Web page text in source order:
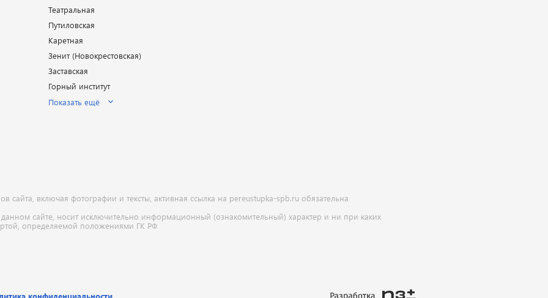
сайта, включая фотографии и тексты, активная ссылка на pereustupka-spb.ru обязательна
сайте, носит исключительно информационный (ознакомительный) характер и ни при каких
определяемой положениями ГК РФ
Театральная
Путиловская
Каретная
Зенит (Новокрестовская)
Заставская
Горный институт
Показать ещё
конфиденциальности